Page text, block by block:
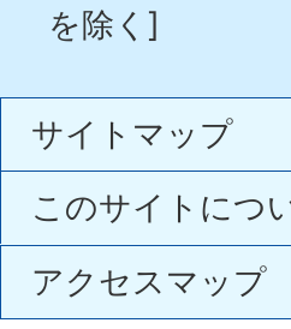
を除く]
サイトマップ
このサイトにつ
アクセスマップ